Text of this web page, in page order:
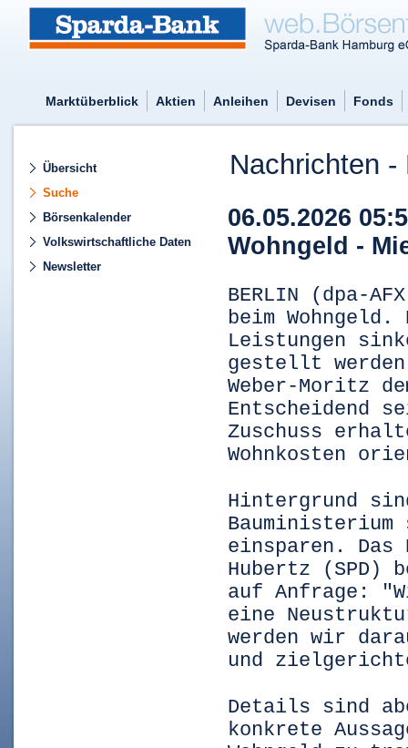
Marktüberblick Aktien Anleihen Devisen Fonds
Übersicht
Suche
Börsenkalender
Volkswirtschaftliche Daten
Newsletter
Nachrichten
06.05.2026
Wohngeld -
BERLIN (dpa-
beim
Leistungen
gestellt
Weber-Moritz
Entscheidend
Zuschuss
Wohnkosten
Hintergrund
einsparen. Das
Hubertz (SPD)
auf Anfrage:
eine
werden wir
und
Details sind
konkrete